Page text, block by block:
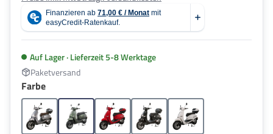
Auf Lager · Lieferzeit 5-8 Werktage
Paketversand
Farbeauswählen
Grau Grün Rot SchwarzWeiss